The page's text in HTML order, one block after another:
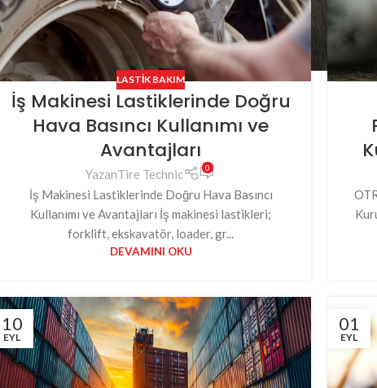
Forklift Lastiği
Havalı Set Forklift Lastiği
Loader Lastiği
Ekskavatör & Greyder Lastiği
Bobcat & Mini Loader Lastiği
Backhoe Loader & Kepçe Lastiği
LASTIK BAKIM
İş Makinesi Lastiklerinde Doğru
Hava Basıncı Kullanımı ve
Avantajları
YazanTire Technic 0
İş Makinesi Lastiklerinde Doğru Hava Basıncı
Kullanımı ve Avantajları İş makinesi lastikleri;
forklift, ekskavatör, loader, gr...
DEVAMINI OKU
10
EYL
01
EYL